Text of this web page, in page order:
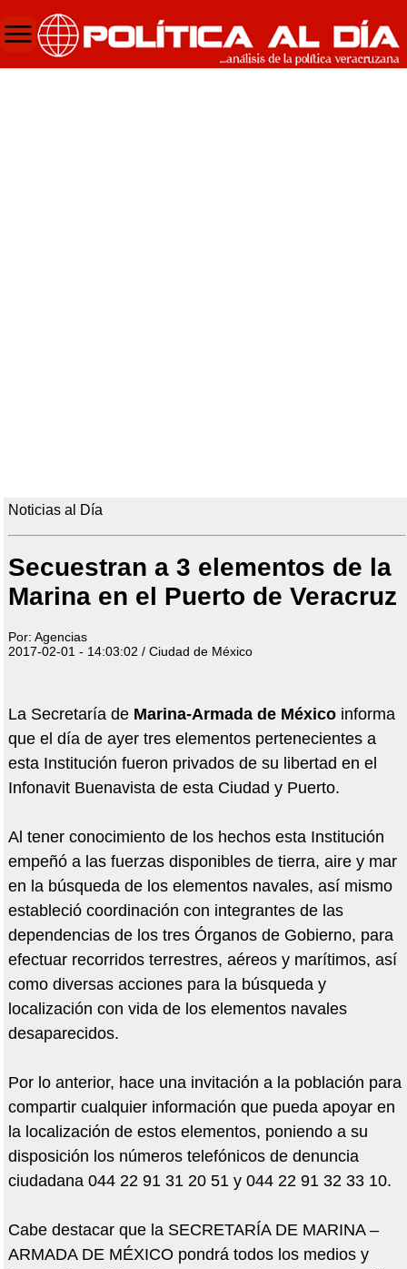
Noticias al Día
Secuestran a 3 elementos de la
Marina en el Puerto de Veracruz
Por: Agencias
2017-02-01 - 14:03:02 / Ciudad de México
La Secretaría de Marina-Armada de Méxicoinforma
que el día de ayer tres elementos pertenecientes a
esta Institución fueron privados de su libertad en el
Infonavit Buenavista de esta Ciudad y Puerto.
Al tener conocimiento de los hechos esta Institución
empeñó a las fuerzas disponibles de tierra, aire y mar
en la búsqueda de los elementos navales, así mismo
estableció coordinación con integrantes de las
dependencias de los tres Órganos de Gobierno, para
efectuar recorridos terrestres, aéreos y marítimos, así
como diversas acciones para la búsqueda y
localización con vida de los elementos navales
desaparecidos.
Por lo anterior, hace una invitación a la población para
compartir cualquier información que pueda apoyar en
la localización de estos elementos, poniendo a su
disposición los números telefónicos de denuncia
ciudadana 044 22 91 31 20 51 y 044 22 91 32 33 10.
Cabe destacar que la SECRETARÍA DE MARINA –
ARMADA DE MÉXICO pondrá todos los medios y